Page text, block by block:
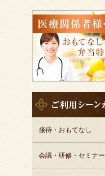
医
療
関
係
様
へ
ご
利
用
シ
ー
か
接待・おもてなし
会議・研修・セミナー